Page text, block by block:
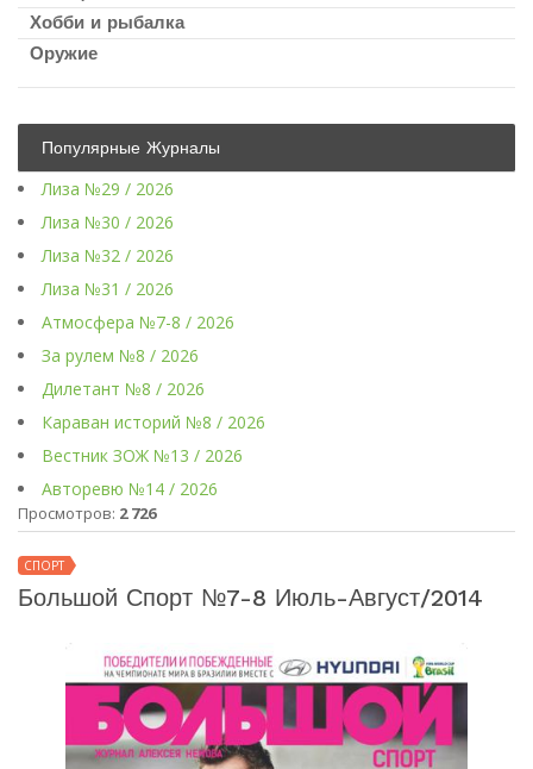
Хобби и рыбалка
Оружие
Популярные Журналы
Лиза №29 / 2026
Лиза №30 / 2026
Лиза №32 / 2026
Лиза №31 / 2026
Атмосфера №7-8 / 2026
За рулем №8 / 2026
Дилетант №8 / 2026
Караван историй №8 / 2026
Вестник ЗОЖ №13 / 2026
Авторевю №14 / 2026
Просмотров: 2 726
СПОРТ
Большой Спорт №7-8 Июль-Август/2014